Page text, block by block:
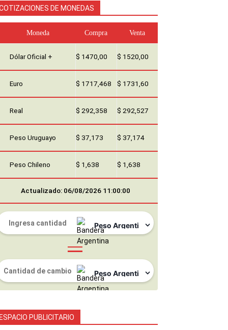
DE MONEDAS
Moneda Compra Venta
Dólar Oficial + $ 1470,00 $ 1520,00
Euro $ 1717,468 $ 1731,60
Real $ 292,358 $ 292,527
Peso Uruguayo $ 37,173 $ 37,174
Peso Chileno $ 1,638 $ 1,638
Actualizado: 06/08/2026 11:00:00
ESPACIO PUBLICITARIO